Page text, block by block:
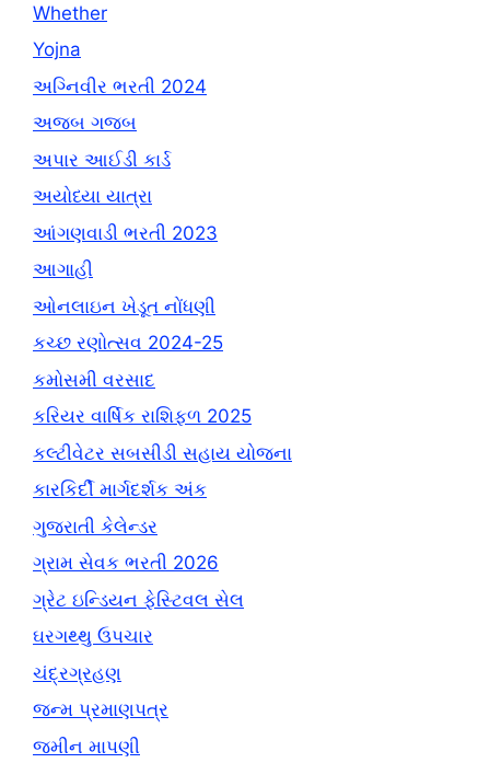
Whether
Yojna
અગ્નિવીર ભરતી 2024
અજબ ગજબ
અપાર આઈડી કાર્ડ
અયોધ્યા યાત્રા
આંગણવાડી ભરતી 2023
આગાહી
ઓનલાઇન ખેડૂત નોંધણી
કચ્છ રણોત્સવ 2024-25
કમોસમી વરસાદ
કરિયર વાર્ષિક રાશિફળ 2025
કલ્ટીવેટર સબસીડી સહાય યોજના
કારકિર્દી માર્ગદર્શક અંક
ગુજરાતી કેલેન્ડર
ગ્રામ સેવક ભરતી 2026
ગ્રેટ ઇન્ડિયન ફેસ્ટિવલ સેલ
ઘરગથ્થુ ઉપચાર
ચંદ્રગ્રહણ
જન્મ પ્રમાણપત્ર
જમીન માપણી